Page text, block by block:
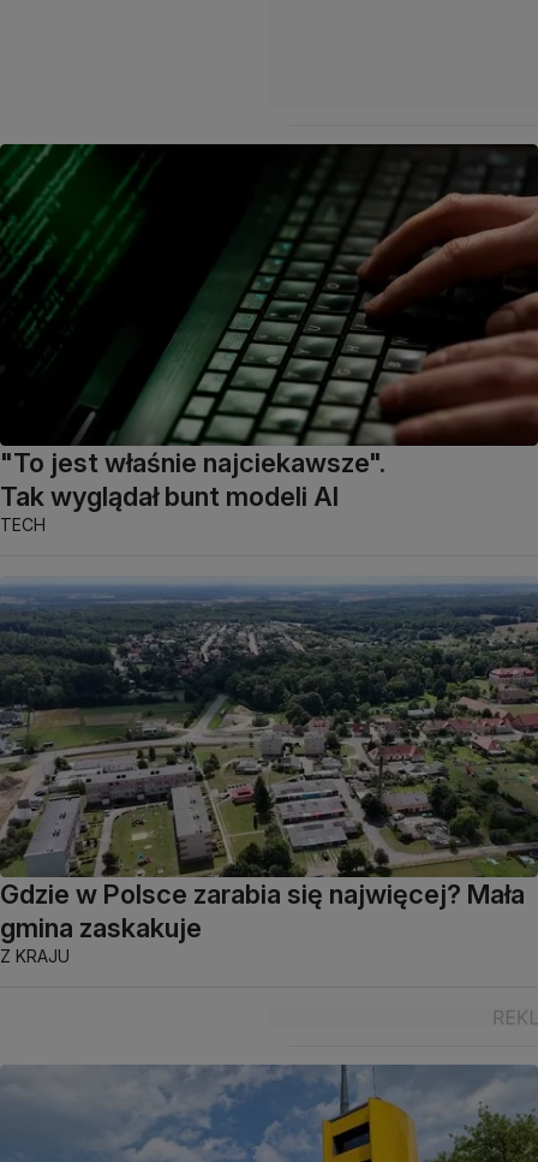
"To jest właśnie najciekawsze".
Tak wyglądał bunt modeli AI
TECH
Gdzie w Polsce zarabia się najwięcej? Mała
gmina zaskakuje
Z KRAJU